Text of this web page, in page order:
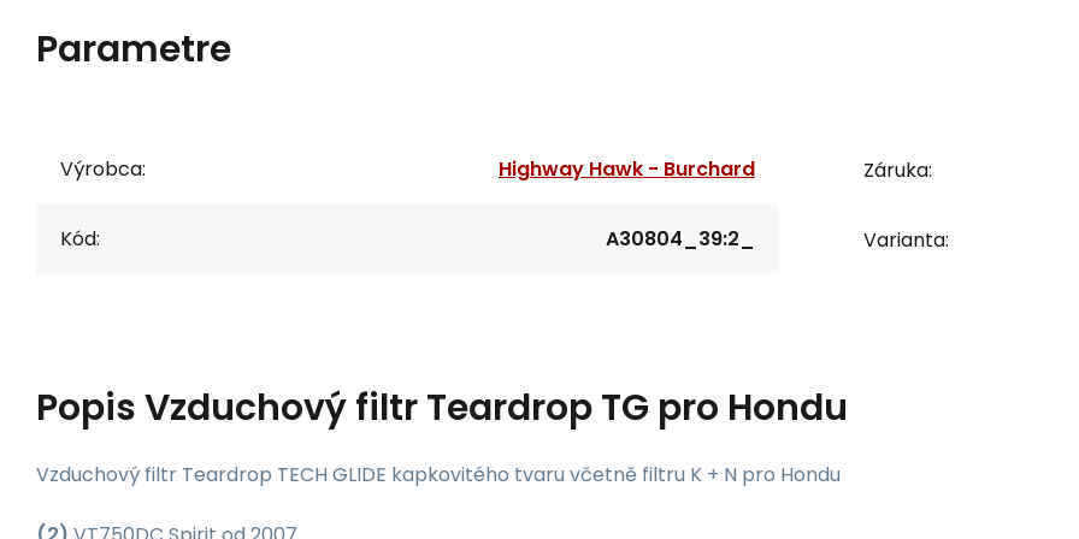
Parametre
Výrobca: Highway Hawk - Burchard
Kód: A30804_39:2_
Záruka:
Varianta:
PopisVzduchový filtr Teardrop TG pro Hondu
Vzduchový filtr Teardrop TECH GLIDE kapkovitého tvaru včetně filtru K + N pro Hondu